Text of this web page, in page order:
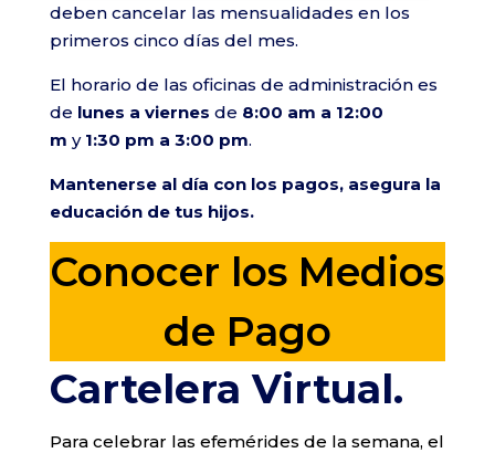
deben cancelar las mensualidades en los
primeros cinco días del mes.
El horario de las oficinas de administración es
de lunes a viernes de 8:00 am a 12:00
m y 1:30 pm a 3:00 pm.
Mantenerse al día con los pagos, asegura la
educación de tus hijos.
Conocer los Medios
de Pago
Cartelera Virtual.
Para celebrar las efemérides de la semana, el